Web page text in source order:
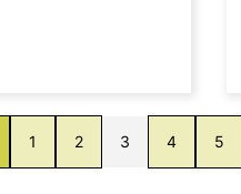
1 2 3 4 5